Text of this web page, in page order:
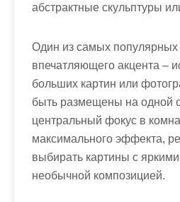
абстрактные скульптуры
Один из самых популярных
впечатляющего акцента –
больших картин или
быть размещены на одной
центральный фокус в
максимального эффекта,
выбирать картины с
необычной композицией.